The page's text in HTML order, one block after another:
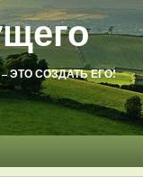
ЭТО СОЗДАТЬ ЕГО!